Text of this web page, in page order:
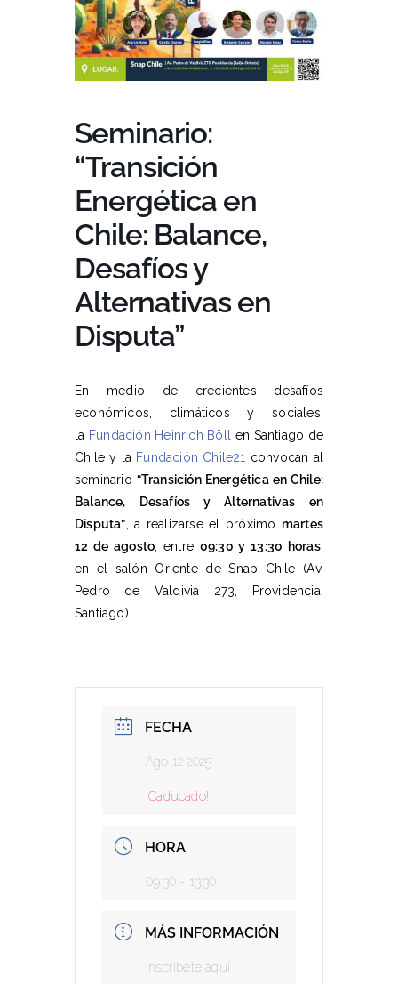
Seminario:
“Transición
Energética en
Chile: Balance,
Desafíos y
Alternativas en
Disputa”
En medio de crecientes desafíos
económicos, climáticos y sociales,
la Fundación Heinrich Böll
en Santiago de
Chile y la Fundación Chile21 convocan al
seminario “Transición Energética en Chile:
Balance, Desafíos y Alternativas en
Disputa” , a realizarse el próximo martes
12 de agosto , entre 09:30 y 13:30 horas,
en el salón Oriente de Snap Chile (Av.
Pedro de Valdivia 273, Providencia,
Santiago).
FECHA
Ago 12 2025
¡Caducado!
HORA
09:30 - 13:30
MÁS INFORMACIÓN
Inscríbete aquí